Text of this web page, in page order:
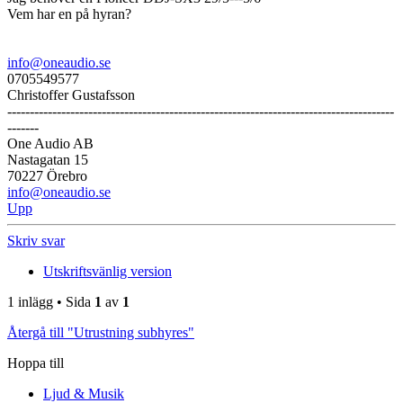
Vem har en på hyran?
info@oneaudio.se
0705549577
Christoffer Gustafsson
--------------------------------------------------------------------------------------
-------
One Audio AB
Nastagatan 15
70227 Örebro
info@oneaudio.se
Upp
Skriv svar
Utskriftsvänlig version
1 inlägg • Sida 1 av 1
Återgå till "Utrustning subhyres"
Hoppa till
Ljud & Musik